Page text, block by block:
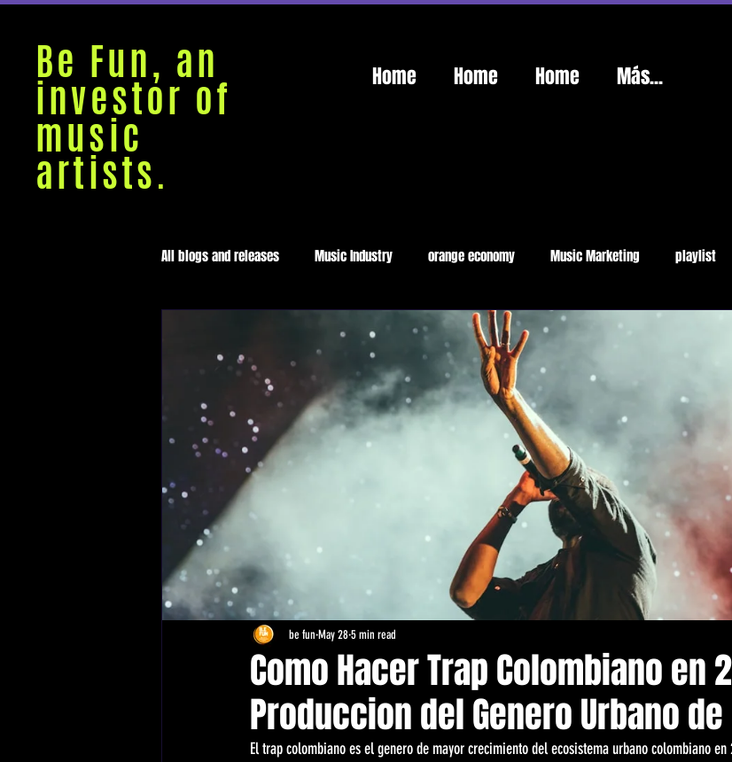
Be Fun, an
investor of
music
artists.
Home Home Home Más...
All blogs and releases Music Industry orange economy Music Marketing playlist
Como Hacer Trap Colombiano en
Produccion del Genero Urbano
be fun May 285 min read
El trap colombiano es el genero de mayor crecimiento del ecosistema urbano colombiano